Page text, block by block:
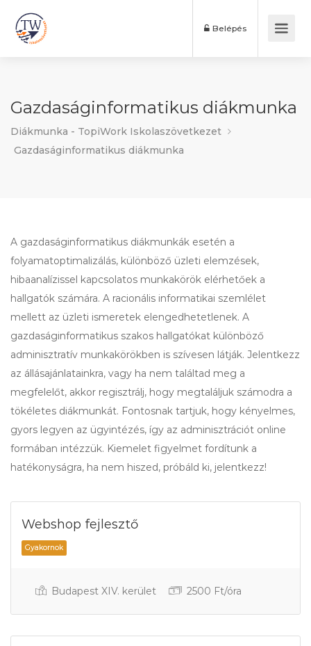
Belépés
Gazdaságinformatikus diákmunka
Diákmunka - TopiWork Iskolaszövetkezet
Gazdaságinformatikus diákmunka
A gazdaságinformatikus diákmunkák esetén a
folyamatoptimalizálás, különböző üzleti elemzések,
hibaanalízissel kapcsolatos munkakörök elérhetőek a
hallgatók számára. A racionális informatikai szemlélet
mellett az üzleti ismeretek elengedhetetlenek. A
gazdaságinformatikus szakos hallgatókat különböző
adminisztratív munkakörökben is szívesen látják. Jelentkezz
az állásajánlatainkra, vagy ha nem találtad meg a
megfelelőt, akkor regisztrálj, hogy megtaláljuk számodra a
tökéletes diákmunkát. Fontosnak tartjuk, hogy kényelmes,
gyors legyen az ügyintézés, így az adminisztrációt online
formában intézzük. Kiemelet figyelmet fordítunk a
hatékonyságra, ha nem hiszed, próbáld ki, jelentkezz!
Webshop fejlesztő
Budapest XIV. kerület 2500 Ft/óra